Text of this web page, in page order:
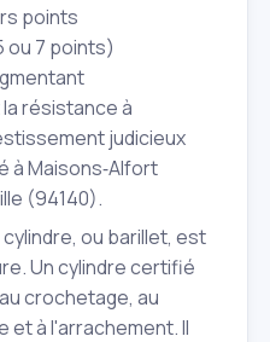
points
ou 7 points)
résistance à
judicieux
à Maisons‑Alfort
(94140).
cylindre, ou barillet, est
Un cylindre certifié
crochetage, au
et à l'arrachement. Il